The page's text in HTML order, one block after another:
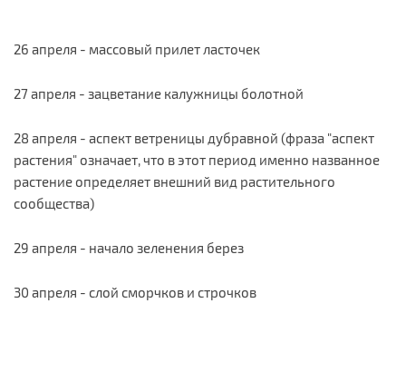
26 апреля - массовый прилет ласточек
27 апреля - зацветание калужницы болотной
28 апреля - аспект ветреницы дубравной (фраза "аспект
растения" означает, что в этот период именно названное
растение определяет внешний вид растительного
сообщества)
29 апреля - начало зеленения берез
30 апреля - слой сморчков и строчков